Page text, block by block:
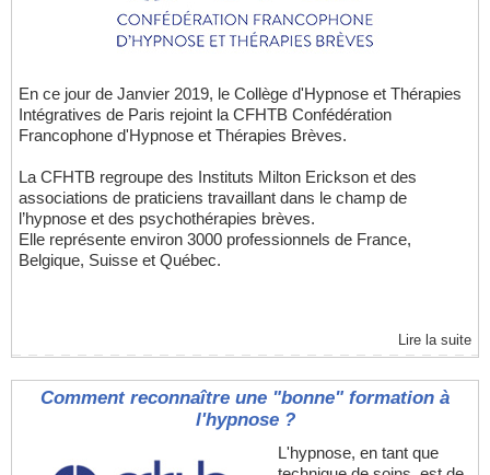
En ce jour de Janvier 2019, le Collège d'Hypnose et Thérapies
Intégratives de Paris rejoint la CFHTB Confédération
Francophone d'Hypnose et Thérapies Brèves.
La CFHTB regroupe des Instituts Milton Erickson et des
associations de praticiens travaillant dans le champ de
l’hypnose et des psychothérapies brèves.
Elle représente environ 3000 professionnels de France,
Belgique, Suisse et Québec.
Lire la suite
Comment reconnaître une "bonne" formation à
l'hypnose ?
L'hypnose, en tant que